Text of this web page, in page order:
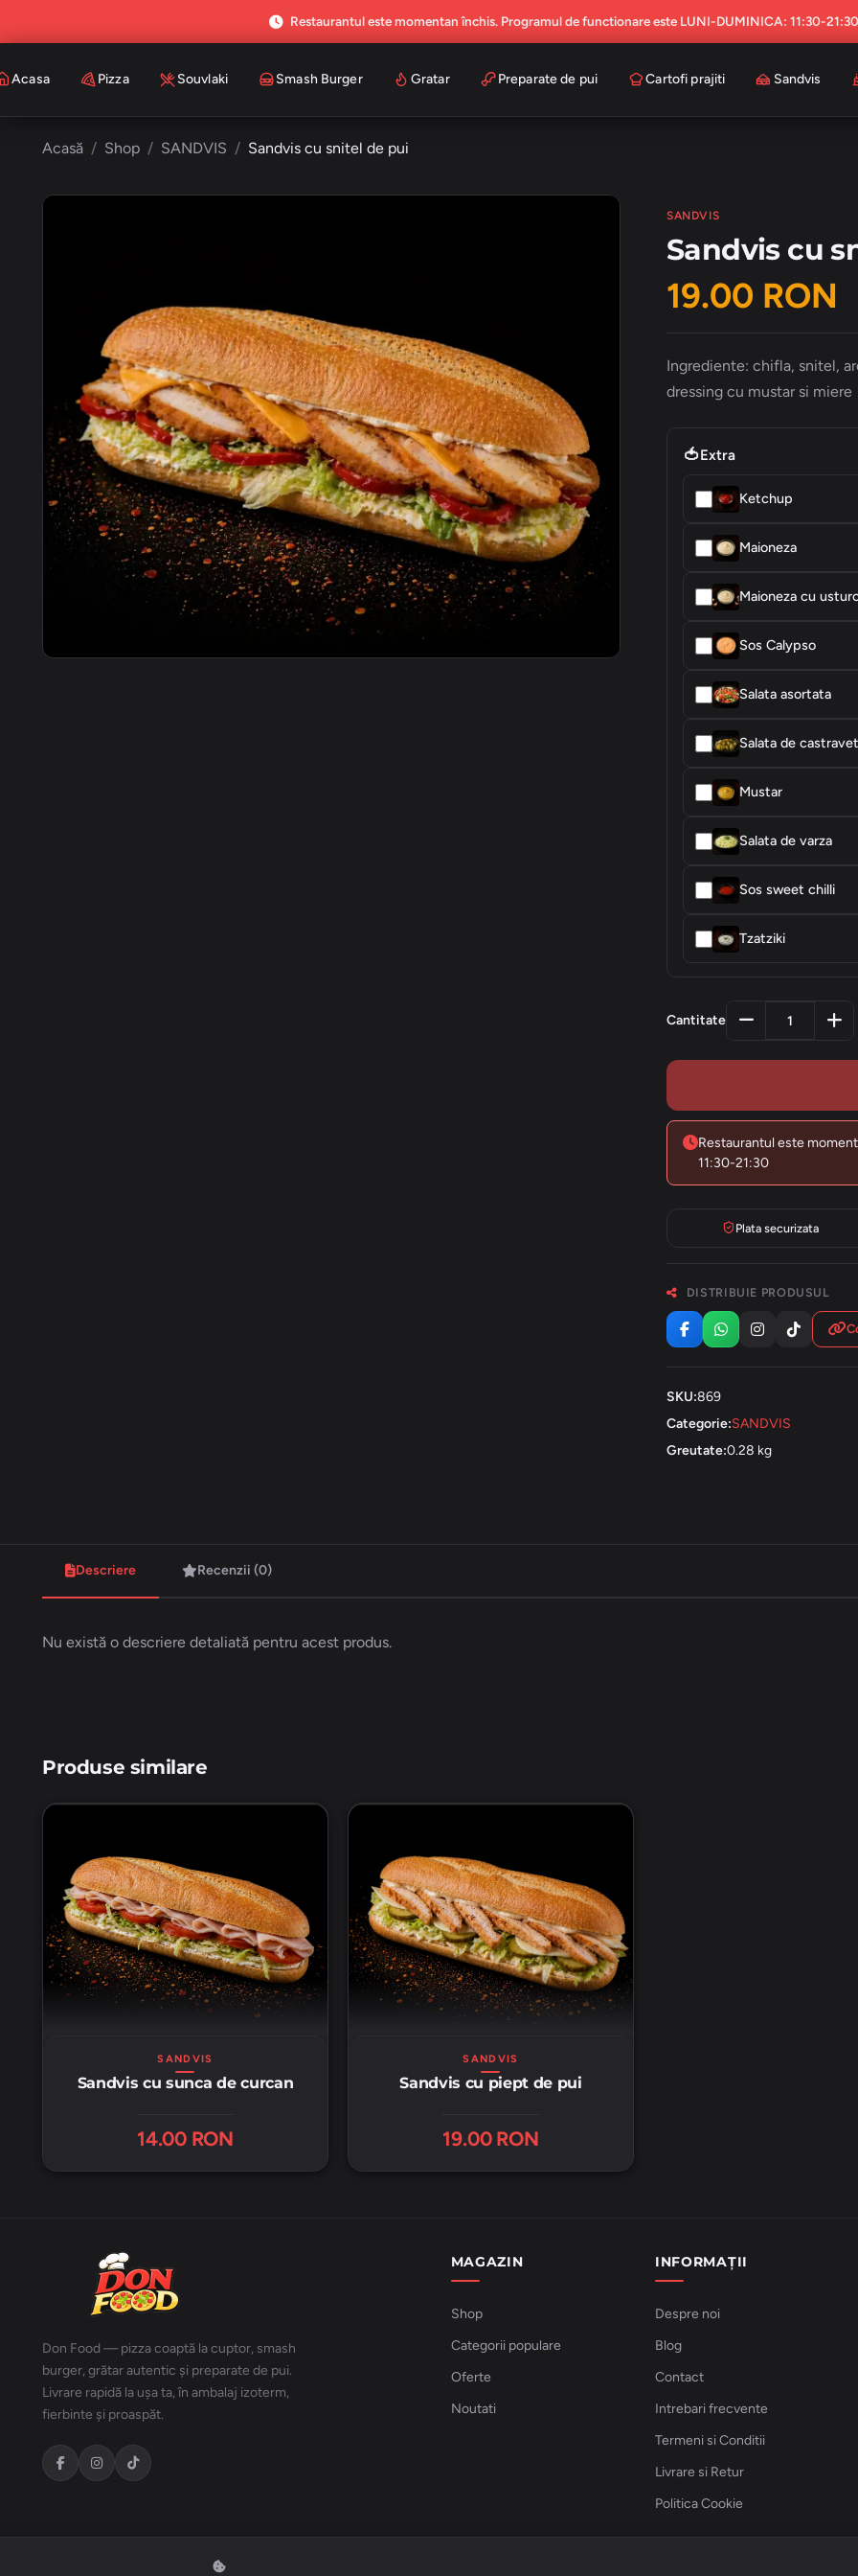
Restaurantul este momentan închis. Programul de functionare este LUNI-DUMINICA: 11:30-21:30
Acasa Pizza Souvlaki Smash Burger Gratar Preparate de pui Cartofi prajiti Sandvis
Acasă Shop SANDVIS Sandvis cu snitel de pui
SANDVIS
Sandvis cu
19.00 RON
Ingrediente: chifla, snitel,
dressing cu mustar si miere
🍅Extra
Ketchup
Maioneza
Maioneza cu
Sos Calypso
Salata asortata
Salata de
Mustar
Salata de varza
Sos sweet chilli
Tzatziki
Cantitate
Restaurantul este
11:30-21:30
Plata securizata
DISTRIBUIE PRODUSUL
SKU:869
Categorie:SANDVIS
Greutate:0.28 kg
Descriere Recenzii (0)
Nu există o descriere detaliată pentru acest produs.
Produse similare
SANDVIS
Sandvis cu sunca de curcan
14.00 RON
SANDVIS
Sandvis cu piept de pui
19.00 RON
Don Food — pizza coaptă la cuptor, smash
burger, grătar autentic și preparate de pui.
Livrare rapidă la ușa ta, în ambalaj izoterm,
fierbinte și proaspăt.
MAGAZIN
Shop
Categorii populare
Oferte
Noutati
INFORMAȚII
Despre noi
Blog
Contact
Intrebari frecvente
Termeni si Conditii
Livrare si Retur
Politica Cookie